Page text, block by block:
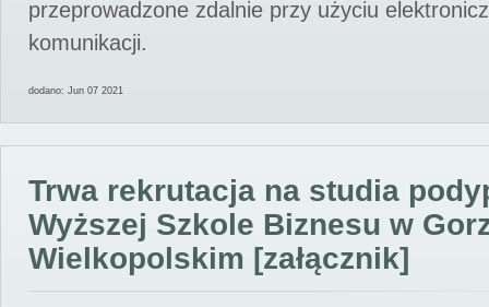
przeprowadzone zdalnie przy użyciu
komunikacji.
dodano: Jun 07 2021
Trwa rekrutacja na studia
Wyższej Szkole Biznesu w
Wielkopolskim [załącznik]